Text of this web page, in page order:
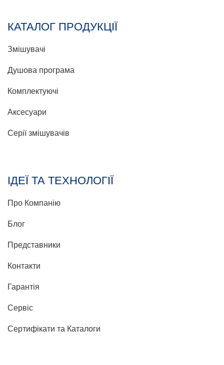
КАТАЛОГ ПРОДУКЦІЇ
Змішувачі
Душова програма
Комплектуючі
Аксесуари
Серії змішувачів
ІДЕЇ ТА ТЕХНОЛОГІЇ
Про Компанію
Блог
Представники
Контакти
Гарантія
Сервіс
Сертифікати та Каталоги